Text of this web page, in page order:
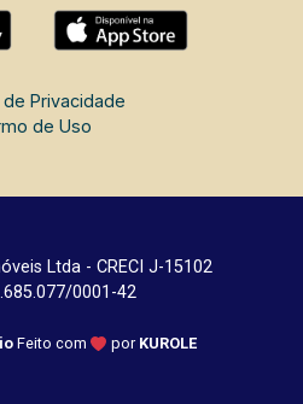
Privacidade
de Uso
Ltda - CRECI J-15102
0001-42
Feito com por KUROLE